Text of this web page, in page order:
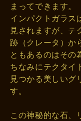
まってできます。
インパクトガラス
見されますが、テ
跡（クレータ）か
ともあるのはその
ちなみにテクタイ
見つかる美しいグ
す。
この神秘的な石、